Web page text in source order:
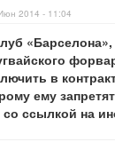
2014 - 11:04
в
ему
со ссылкой на